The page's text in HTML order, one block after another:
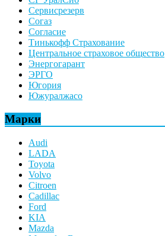
Сервисрезерв
Согаз
Согласие
Тинькофф Страхование
Центральное страховое общество
Энергогарант
ЭРГО
Югория
Южуралжасо
Марки
Audi
LADA
Toyota
Volvo
Citroen
Cadillac
Ford
KIA
Mazda